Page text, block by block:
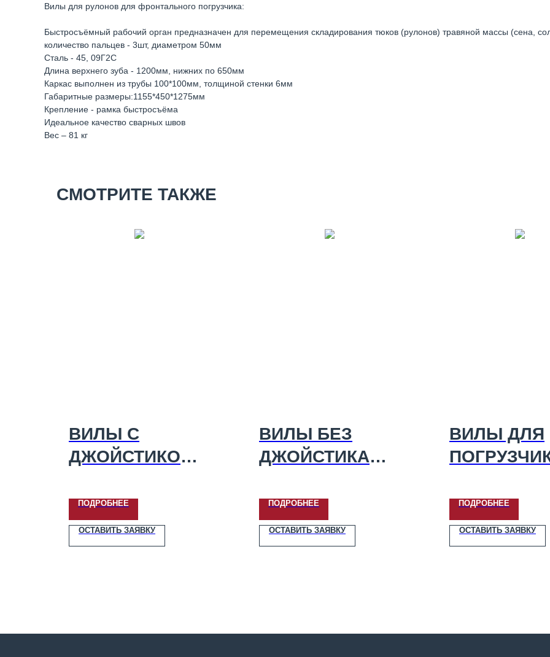
Вилы для рулонов для фронтального погрузчика:
Быстросъёмный рабочий орган предназначен для перемещения складирования тюков (рулонов) травяной массы (сена,
количество пальцев - 3шт, диаметром 50мм
Сталь - 45, 09Г2С
Длина верхнего зуба - 1200мм, нижних по 650мм
Каркас выполнен из трубы 100*100мм, толщиной стенки 6мм
Габаритные размеры:1155*450*1275мм
Крепление - рамка быстросъёма
Идеальное качество сварных швов
Вес – 81 кг
СМОТРИТЕ ТАКЖЕ
ВИЛЫ С
ДЖОЙСТИКОМ
2000-12Д
ПОДРОБНЕЕ
ОСТАВИТЬ ЗАЯВКУ
ВИЛЫ БЕЗ
ДЖОЙСТИКА
2000-12
ПОДРОБНЕЕ
ОСТАВИТЬ ЗАЯВКУ
ВИЛЫ ДЛЯ
КУН (TURS)
2000-12-01
ПОДРОБНЕЕ
ОСТАВИТЬ ЗАЯВКУ